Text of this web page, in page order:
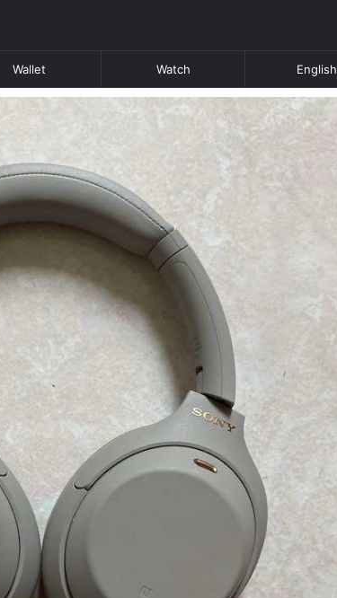
Wallet Watch English